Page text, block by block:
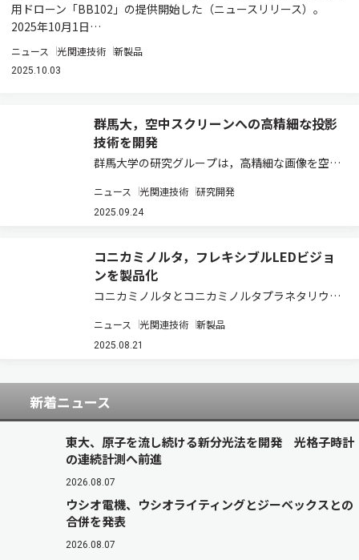
用ドローン「BB102」の提供開始した（ニュースリリース）。
2025年10月1日…
ニュース 光関連技術 新製品
2025.10.03
群馬大，空中スクリーンへの高精細な投影
技術を開発
群馬大学の研究グループは，高精細な画像を空中
「HoverCanvas」を開発した（ニュースリリー
ス）。 近年，様々なイベントでドローンショーが
ニュース 光関連技術 研究開発
2025.09.24
コニカミノルタ，フレキシブルLEDビジョ
ンを製品化
コニカミノルタとコニカミノルタプラネタリウム
LEDシステムである「DYNAVISION-LED」のフレ
キシブルLEDカーブビジョンを，展示やエンタメ
ニュース 光関連技術 新製品
2025.08.21
新着ニュース
東大、原子を流し続ける新分光法を開発 光格子時計
の連続計測へ前進
2026.08.07
ウシオ電機、ウシオライティングとジーベックスとの
合併を発表
2026.08.07